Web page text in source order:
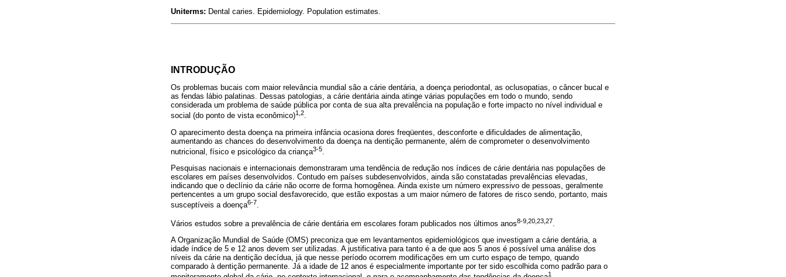
Uniterms: Dental caries. Epidemiology. Population estimates.
INTRODUÇÃO
Os problemas bucais com maior relevância mundial são a cárie dentária, a doença periodontal, as oclusopatias, o câncer bucal e
as fendas lábio palatinas. Dessas patologias, a cárie dentária ainda atinge várias populações em todo o mundo, sendo
considerada um problema de saúde pública por conta de sua alta prevalência na população e forte impacto no nível individual e
social (do ponto de vista econômico)1,2.
O aparecimento desta doença na primeira infância ocasiona dores freqüentes, desconforte e dificuldades de alimentação,
aumentando as chances do desenvolvimento da doença na dentição permanente, além de comprometer o desenvolvimento
nutricional, físico e psicológico da criança3-5
Pesquisas nacionais e internacionais demonstraram uma tendência de redução nos índices de cárie dentária nas populações de
escolares em países desenvolvidos. Contudo em países subdesenvolvidos, ainda são constatadas prevalências elevadas,
indicando que o declínio da cárie não ocorre de forma homogênea. Ainda existe um número expressivo de pessoas, geralmente
pertencentes a um grupo social desfavorecido, que estão expostas a um maior número de fatores de risco sendo, portanto, mais
susceptíveis a doença6-7.
Vários estudos sobre a prevalência de cárie dentária em escolares foram publicados nos últimos anos8-9,20,23,27
A Organização Mundial de Saúde (OMS) preconiza que em levantamentos epidemiológicos que investigam a cárie dentária, a
idade índice de 5 e 12 anos devem ser utilizadas. A justificativa para tanto é a de que aos 5 anos é possível uma análise dos
níveis da cárie na dentição decídua, já que nesse período ocorrem modificações em um curto espaço de tempo, quando
comparado à dentição permanente. Já a idade de 12 anos é especialmente importante por ter sido escolhida como padrão para o
1